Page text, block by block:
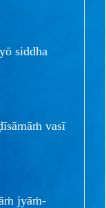
siddha
vasī
jyāṁ-